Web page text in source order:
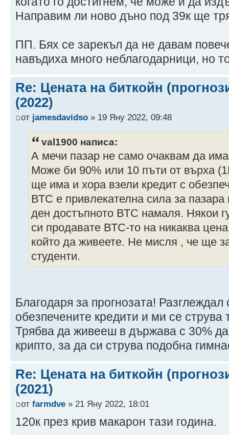
Направим ли ново дъно под 39к ще
ПП. Бях се зарекъл да не давам
навъдиха много неблагодарници, но
Re: Цената на биткойн
(2022)
от jamesdavidso » 19 Яну 2022, 09:48
val1900 написа:
А мечи пазар не само очаквам да
Може би 90% или 10 пъти от върха
ще има и хора взели кредит с
ВТС е привлекателна сила за
ден достъпното ВТС намаля. Някои
си продавате ВТС-то на никаква
който да живеете. Не мисля , че ще
студенти.
Благодаря за прогнозата!
обезпечените кредити и ми се струва
Трябва да живееш в държава с 30%
крипто, за да си струва подобна
Re: Цената на биткойн
(2021)
от farmdve » 21 Яну 2022, 18:01
120к през крив макарон тази година.